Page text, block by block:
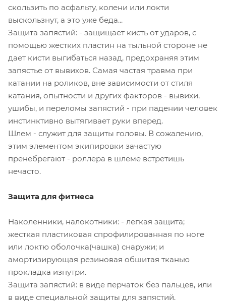
скользить по асфальту, колени или локти
выскользнут, а это уже беда...
Защита запястий: - защищает кисть от ударов, с
помощью жестких пластин на тыльной стороне не
дает кисти выгибаться назад, предохраняя этим
запястье от вывихов. Самая частая травма при
катании на роликов, вне зависимости от стиля
катания, опытности и других факторов - вывихи,
ушибы, и переломы запястий - при падении человек
инстинктивно вытягивает руки вперед.
Шлем - служит для защиты головы. В сожалению,
этим элементом экипировки зачастую
пренебрегают - роллера в шлеме встретишь
нечасто.
Защита для фитнеса
Наколенники, налокотники: - легкая защита;
жесткая пластиковая спрофилированная по ноге
или локтю оболочка(чашка) снаружи; и
амортизирующая резиновая обшитая тканью
прокладка изнутри.
Защита запястий: в виде перчаток без пальцев, или
в виде специальной защиты для запястий.